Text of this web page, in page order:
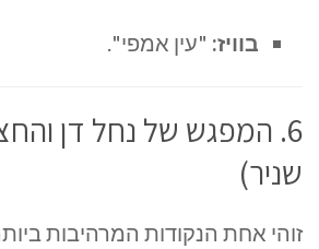
בוויז: "עין אמפי".
6. המפגש של נחל דן
שניר)
זוהי אחת הנקודות המרהיבות